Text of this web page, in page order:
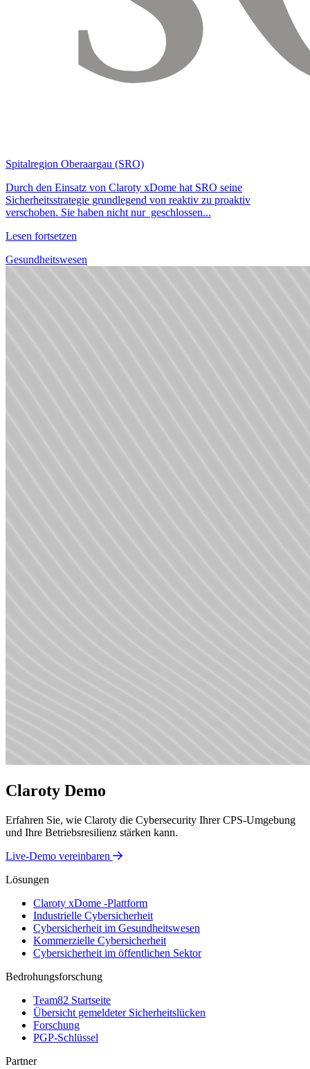
Spitalregion Oberaargau (SRO)
Durch den Einsatz von Claroty xDome hat SRO seine
Sicherheitsstrategie grundlegend von reaktiv zu proaktiv
verschoben. Sie haben nicht nur geschlossen...
Lesen fortsetzen
Gesundheitswesen
Claroty Demo
Erfahren Sie, wie Claroty die Cybersecurity Ihrer CPS-Umgebung
und Ihre Betriebsresilienz stärken kann.
Live-Demo vereinbaren
Lösungen
Claroty xDome -Plattform
Industrielle Cybersicherheit
Cybersicherheit im Gesundheitswesen
Kommerzielle Cybersicherheit
Cybersicherheit im öffentlichen Sektor
Bedrohungsforschung
Team82 Startseite
Übersicht gemeldeter Sicherheitslücken
Forschung
PGP-Schlüssel
Partner